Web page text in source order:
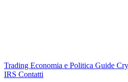
Trading Economia e Politica Guide
IRS Contatti